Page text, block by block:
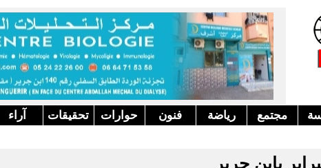
مجتمع رياضة فنون حوارات تحقيقات آراء